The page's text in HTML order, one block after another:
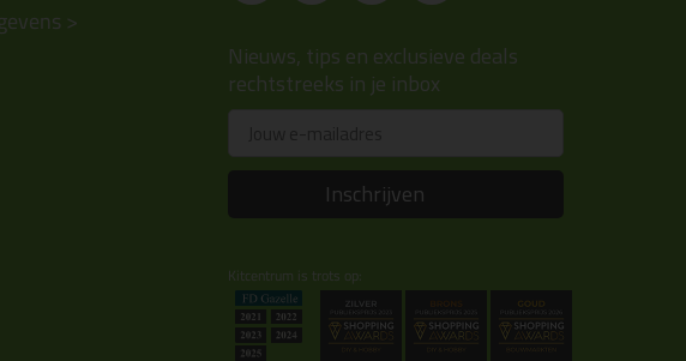
>
Nieuws, tips en exclusieve deals
rechtstreeks in je inbox
Inschrijven
Kitcentrum is trots op: